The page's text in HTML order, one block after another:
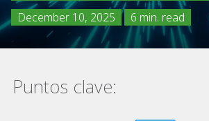
December 10, 2025 6 min. read
Puntos clave: